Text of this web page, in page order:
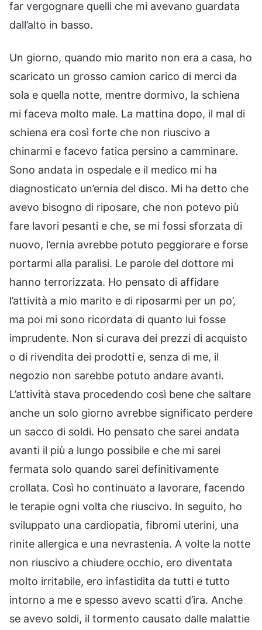
far vergognare quelli che mi avevano guardata
dall’alto in basso.
Un giorno, quando mio marito non era a casa, ho
scaricato un grosso camion carico di merci da
sola e quella notte, mentre dormivo, la schiena
mi faceva molto male. La mattina dopo, il mal di
schiena era così forte che non riuscivo a
chinarmi e facevo fatica persino a camminare.
Sono andata in ospedale e il medico mi ha
diagnosticato un’ernia del disco. Mi ha detto che
avevo bisogno di riposare, che non potevo più
fare lavori pesanti e che, se mi fossi sforzata di
nuovo, l’ernia avrebbe potuto peggiorare e forse
portarmi alla paralisi. Le parole del dottore mi
hanno terrorizzata. Ho pensato di affidare
l’attività a mio marito e di riposarmi per un po’,
ma poi mi sono ricordata di quanto lui fosse
imprudente. Non si curava dei prezzi di acquisto
o di rivendita dei prodotti e, senza di me, il
negozio non sarebbe potuto andare avanti.
L’attività stava procedendo così bene che saltare
anche un solo giorno avrebbe significato perdere
un sacco di soldi. Ho pensato che sarei andata
avanti il più a lungo possibile e che mi sarei
fermata solo quando sarei definitivamente
crollata. Così ho continuato a lavorare, facendo
le terapie ogni volta che riuscivo. In seguito, ho
sviluppato una cardiopatia, fibromi uterini, una
rinite allergica e una nevrastenia. A volte la notte
non riuscivo a chiudere occhio, ero diventata
molto irritabile, ero infastidita da tutti e tutto
intorno a me e spesso avevo scatti d’ira. Anche
se avevo soldi, il tormento causato dalle malattie